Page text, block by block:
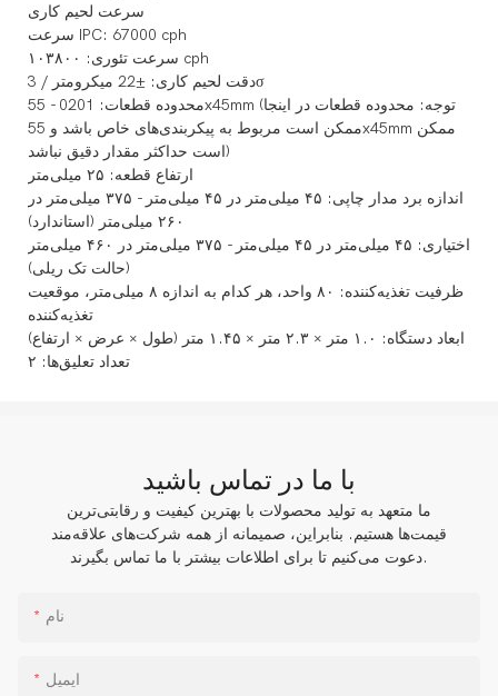
سرعت لحیم کاری
سرعت IPC: 67000 cph
سرعت تئوری: ۱۰۳۸۰۰ cph
دقت لحیم کاری: ±22 میکرومتر / 3σ
محدوده قطعات: 0201 - 55x45mm (توجه: محدوده قطعات در اینجا
ممکن است مربوط به پیکربندی‌های خاص باشد و 55x45mm ممکن
است حداکثر مقدار دقیق نباشد)
ارتفاع قطعه: ۲۵ میلی‌متر
اندازه برد مدار چاپی: ۴۵ میلی‌متر در ۴۵ میلی‌متر - ۳۷۵ میلی‌متر در
۲۶۰ میلی‌متر (استاندارد)
اختیاری: ۴۵ میلی‌متر در ۴۵ میلی‌متر - ۳۷۵ میلی‌متر در ۴۶۰ میلی‌متر
(حالت تک ریلی)
ظرفیت تغذیه‌کننده: ۸۰ واحد، هر کدام به اندازه ۸ میلی‌متر، موقعیت
تغذیه‌کننده
ابعاد دستگاه: ۱.۰ متر × ۲.۳ متر × ۱.۴۵ متر (طول × عرض × ارتفاع)
تعداد تعلیق‌ها: ۲
با ما در تماس باشید
ما متعهد به تولید محصولات با بهترین کیفیت و رقابتی‌ترین
قیمت‌ها هستیم. بنابراین، صمیمانه از همه شرکت‌های علاقه‌مند
دعوت می‌کنیم تا برای اطلاعات بیشتر با ما تماس بگیرند.
نام
ایمیل